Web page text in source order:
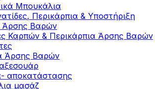
Μπουκάλια
Περικάρπια & Υποστήριξη
Άρσης Βαρών
Καρπών & Περικάρπια Άρσης Βαρών
Άρσης Βαρών
αποκατάστασης
μασάζ